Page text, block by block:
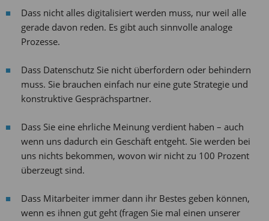
Dass nicht alles digitalisiert werden muss, nur weil alle
gerade davon reden. Es gibt auch sinnvolle analoge
Prozesse.
Dass Datenschutz Sie nicht überfordern oder behindern
muss. Sie brauchen einfach nur eine gute Strategie und
konstruktive Gesprächspartner.
Dass Sie eine ehrliche Meinung verdient haben – auch
wenn uns dadurch ein Geschäft entgeht. Sie werden bei
uns nichts bekommen, wovon wir nicht zu 100 Prozent
überzeugt sind.
Dass Mitarbeiter immer dann ihr Bestes geben können,
wenn es ihnen gut geht (fragen Sie mal einen unserer